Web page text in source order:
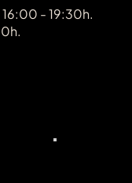
- 19:30h.